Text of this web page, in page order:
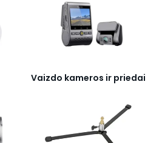
Vaizdo kameros ir priedai